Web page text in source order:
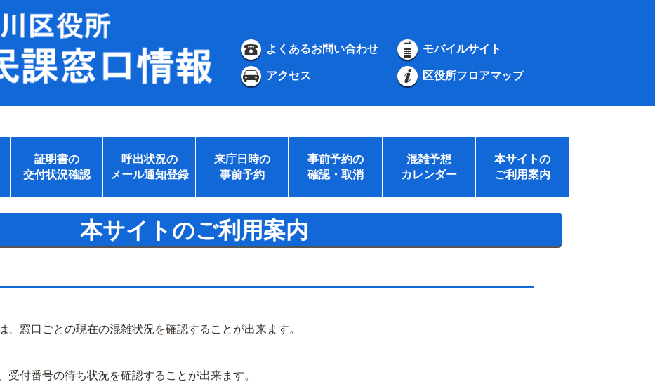
よくあるお問い合わせ モバイルサイト
アクセス 区役所フロアマップ
証明書の
交付状況確認
呼出状況の
メール通知登録
来庁日時の
事前予約
事前予約の
確認・取消
混雑予想
カレンダー
本サイトの
ご利用案内
本サイトのご利用案内
窓口ごとの現在の混雑状況を確認することが出来ます。
付番号の待ち状況を確認することが出来ます。